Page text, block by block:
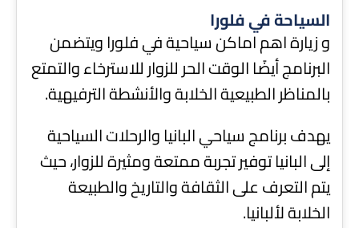
السياحة في فلورا
و زيارة اهم اماكن سياحية في فلورا ويتضمن
البرنامج أيضًا الوقت الحر للزوار للاسترخاء والتمتع
بالمناظر الطبيعية الخلابة والأنشطة الترفيهية.
يهدف برنامج سياحي البانيا والرحلات السياحية
إلى البانيا توفير تجربة ممتعة ومثيرة للزوار، حيث
يتم التعرف على الثقافة والتاريخ والطبيعة
الخلابة لألبانيا.